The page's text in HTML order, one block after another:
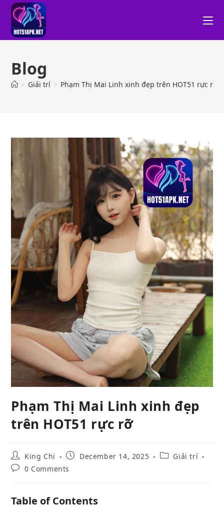
Blog
> Giải trí > Phạm Thị Mai Linh xinh đẹp trên HOT51 rực rỡ
Phạm Thị Mai Linh xinh đẹp
trên HOT51 rực rỡ
King Chi December 14, 2025
Giải trí
0 Comments
Table of Contents